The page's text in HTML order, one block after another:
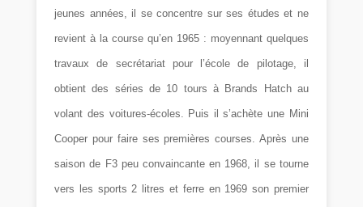
jeunes années, il se concentre sur ses études et ne
revient à la course qu’en 1965 : moyennant quelques
travaux de secrétariat pour l’école de pilotage, il
obtient des séries de 10 tours à Brands Hatch au
volant des voitures-écoles. Puis il s’achète une Mini
Cooper pour faire ses premières courses. Après une
saison de F3 peu convaincante en 1968, il se tourne
vers les sports 2 litres et ferre en 1969 son premier